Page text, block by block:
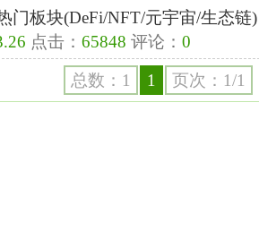
门板块(DeFi/NFT/元宇宙/生态链)
点击： 65848 评论： 0
总数：1 1 页次：1/1